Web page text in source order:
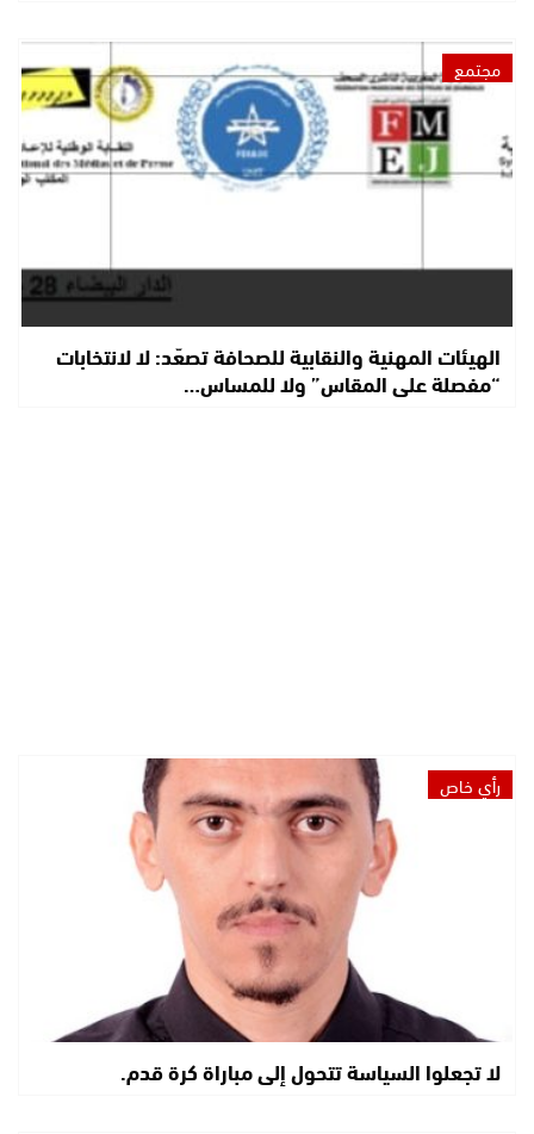
مجتمع
الهيئات المهنية والنقابية للصحافة تصعّد: لا لانتخابات
“مفصلة على المقاس” ولا للمساس…
رأي خاص
لا تجعلوا السياسة تتحول إلى مباراة كرة قدم.